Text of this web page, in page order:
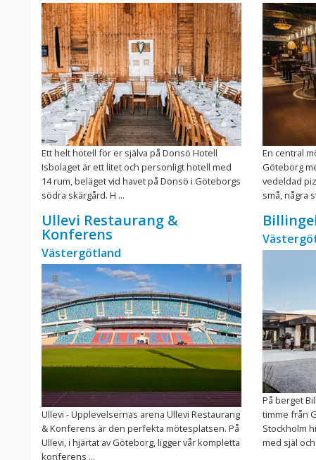
Ett helt hotell för er själva på Donsö Hotell
Isbolaget är ett litet och personligt hotell med
14 rum, beläget vid havet på Donsö i Göteborgs
södra skärgård. H ...
Ullevi Restaurang &
Konferens
Västergötland
Ullevi - Upplevelsernas arena Ullevi Restaurang
& Konferens är den perfekta mötesplatsen. På
Ullevi, i hjärtat av Göteborg, ligger vår kompletta
konferens ...
En central
Göteborg
vedeldad
små, några
På berget
timme från
Stockholm
med själ